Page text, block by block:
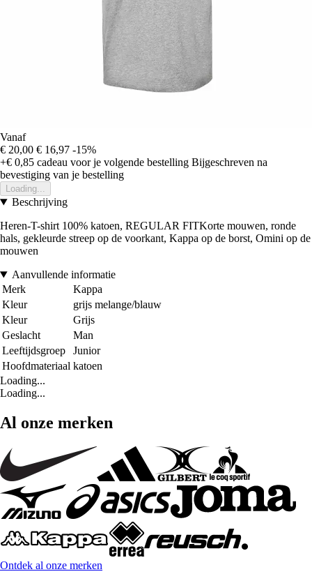
Vanaf
€ 20,00 € 16,97 -15%
+€ 0,85 cadeau voor je volgende bestelling Bijgeschreven na
bevestiging van je bestelling
Loading...
Beschrijving
Heren-T-shirt 100% katoen, REGULAR FITKorte mouwen, ronde
hals, gekleurde streep op de voorkant, Kappa op de borst, Omini op de
mouwen
Aanvullende informatie
Merk
Kappa
Kleur
grijs melange/blauw
Kleur
Grijs
Geslacht
Man
Leeftijdsgroep
Junior
Hoofdmateriaal katoen
Loading...
Loading...
Al onze merken
Ontdek al onze merken